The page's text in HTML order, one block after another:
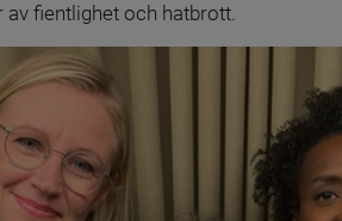
fientlighet och hatbrott.